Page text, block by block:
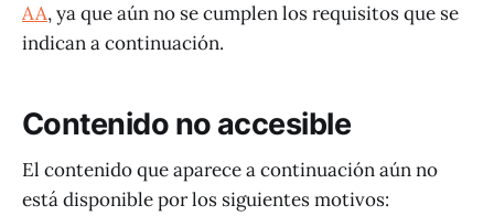
AA, ya que aún no se cumplen los requisitos que se
indican a continuación.
Contenido no accesible
El contenido que aparece a continuación aún no
está disponible por los siguientes motivos: